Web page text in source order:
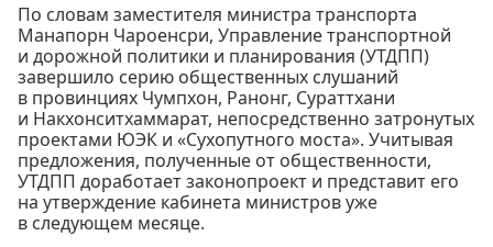
По словам заместителя министра транспорта
Манапорн Чароенсри, Управление транспортной
и дорожной политики и планирования (УТДПП)
завершило серию общественных слушаний
в провинциях Чумпхон, Ранонг, Сураттхани
и Накхонситхаммарат, непосредственно затронутых
проектами ЮЭК и «Сухопутного моста». Учитывая
предложения, полученные от общественности,
УТДПП доработает законопроект и представит его
на утверждение кабинета министров уже
в следующем месяце.